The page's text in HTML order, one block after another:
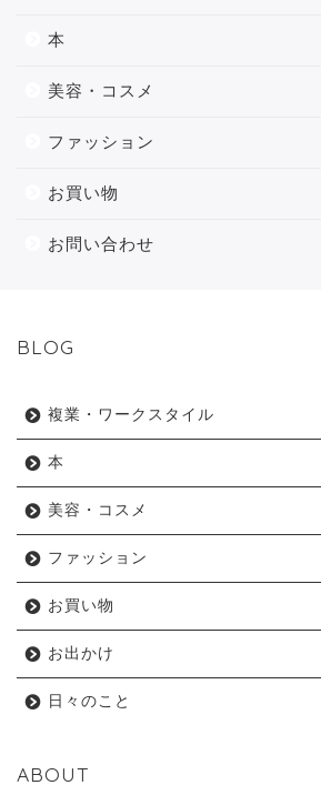
本
美容・コスメ
ファッション
お買い物
お問い合わせ
BLOG
複業・ワークスタイル
本
美容・コスメ
ファッション
お買い物
お出かけ
日々のこと
ABOUT